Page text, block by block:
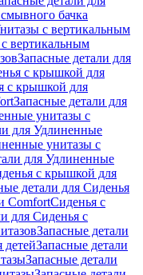
бачка
с вертикальным
вертикальным
Запасные детали для
с крышкой для
с крышкой для
Запасные детали для
унитазы с
для Удлиненные
унитазы с
для Удлиненные
с крышкой для
детали для Сиденья
ComfortСиденья с
для Сиденья с
Запасные детали
детейЗапасные детали
Запасные детали